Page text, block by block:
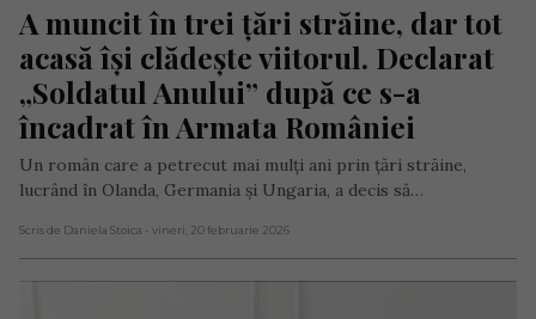
A muncit în trei țări străine, dar tot
acasă își clădește viitorul. Declarat
„Soldatul Anului” după ce s-a
încadrat în Armata României
Un român care a petrecut mai mulți ani prin țări străine,
lucrând în Olanda, Germania și Ungaria, a decis să…
Scris de Daniela Stoica - vineri, 20 februarie 2026